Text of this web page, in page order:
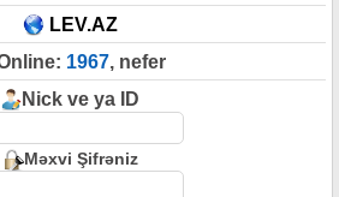
LEV.AZ
1967, nefer
Nick ve ya ID
Məxvi Şifrəniz